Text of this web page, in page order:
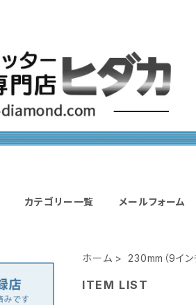
カテゴリー一覧 メールフォーム
ホーム 230mm（9イン
ITEM LIST